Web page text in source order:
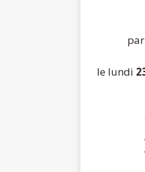
par
le lundi